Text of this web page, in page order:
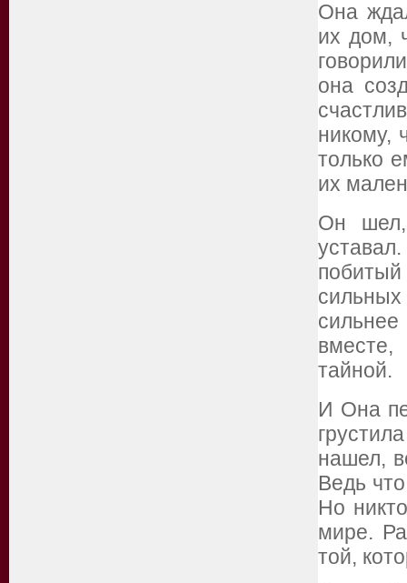
Она
их дом,
она
никому,
только
их
Он шел,
тайной.
И Она
нашел,
Ведь
Но
мире.
той,